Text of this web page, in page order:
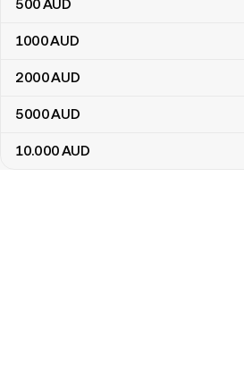
500AUD
1000AUD
2000AUD
5000AUD
10.000AUD